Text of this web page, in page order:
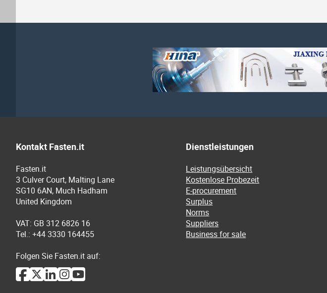
Kontakt Fasten.it
Fasten.it
3 Culver Court, Malting Lane
SG10 6AN, Much Hadham
United Kingdom
VAT: GB 312 6826 16
Tel.: +44 3330 164455
Folgen Sie Fasten.it auf:
Dienstleistungen
Leistungsübersicht
Kostenlose Probezeit
E-procurement
Surplus
Norms
Suppliers
Business for sale